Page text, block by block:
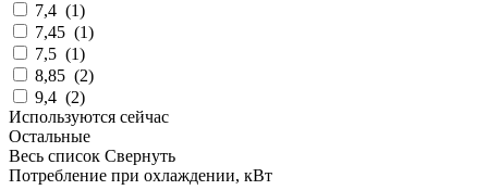
7,4 (1)
7,45 (1)
7,5 (1)
8,85 (2)
9,4 (2)
Используются сейчас
Остальные
Весь список Свернуть
Потребление при охлаждении, кВт